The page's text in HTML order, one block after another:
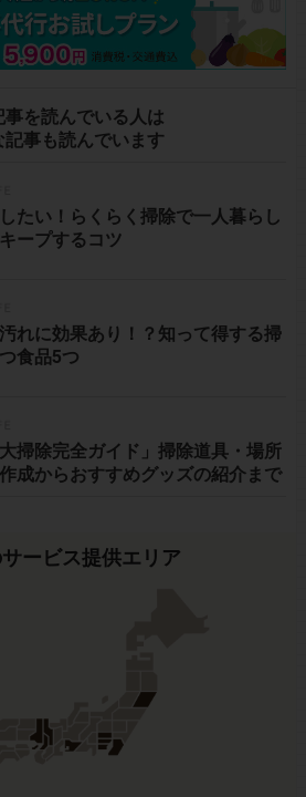
事を読んでいる人は
記事も読んでいます
たい！らくらく掃除で一人暮らし
ープするコツ
れに効果あり！？知って得する掃
食品5つ
大掃除完全ガイド」掃除道具・場所
成からおすすめグッズの紹介まで
ービス提供エリア